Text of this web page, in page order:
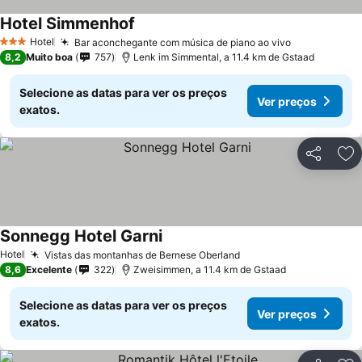
3 EstrelasHotel Bar aconchegante com música de piano ao vivoVer preços
Hotel Simmenhof
8,2 Muito boa 757 Lenk im Simmental, a 11.4 km de Gstaad
Selecione as datas para ver os preços
exatos.
Ver preços
Partilhar
Hotel Vistas das montanhas de Bernese OberlandVer preços
Sonnegg Hotel GarniVer preços
8,6 Excelente 322 Zweisimmen, a 11.4 km de Gstaad
Selecione as datas para ver os preços
exatos.
Ver preços